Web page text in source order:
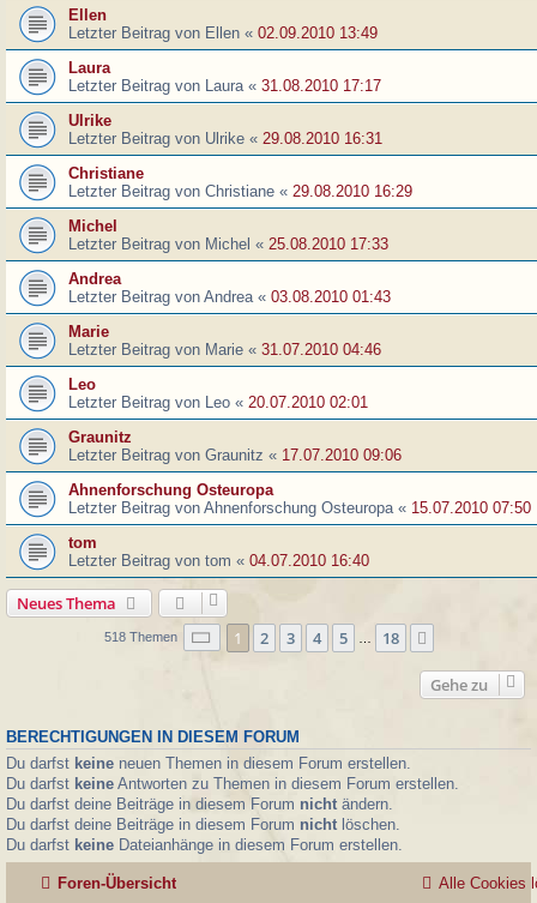
Ellen
Letzter Beitrag von Ellen « 02.09.2010 13:49
Laura
Letzter Beitrag von
Laura « 31.08.2010 17:17
Ulrike
Letzter Beitrag von Ulrike « 29.08.2010 16:31
Christiane
Letzter Beitrag von Christiane « 29.08.2010 16:29
Michel
Letzter Beitrag von Michel « 25.08.2010 17:33
Andrea
Letzter Beitrag von Andrea « 03.08.2010 01:43
Marie
Letzter Beitrag von Marie « 31.07.2010 04:46
Leo
Letzter Beitrag von
Leo « 20.07.2010 02:01
Graunitz
Letzter Beitrag von Graunitz « 17.07.2010 09:06
Ahnenforschung Osteuropa
Letzter Beitrag von Ahnenforschung Osteuropa « 15.07.2010 07:50
tom
Letzter Beitrag von tom « 04.07.2010 16:40
Neues Thema
518 Themen Seite 1von 18
1 2 3 4 5 18
Gehe zu
BERECHTIGUNGEN IN DIESEM FORUM
Du darfst keine neuen Themen in diesem Forum erstellen.
Du darfst keine Antworten zu Themen in diesem Forum erstellen.
Du darfst deine Beiträge in diesem Forum nicht ändern.
Du darfst deine Beiträge in diesem Forum nicht löschen.
Du darfst keine Dateianhänge in diesem Forum erstellen.
Foren-Übersicht Alle Cookies